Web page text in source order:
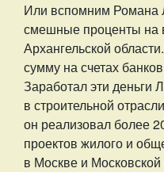
Или вспомним Романа
смешные проценты на
Архангельской
сумму на счетах
Заработал эти деньги
в строительной
он реализовал более
проектов жилого и
в Москве и Московской